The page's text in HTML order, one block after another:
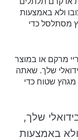
ולא באמצעות
מסתלסל כדי
מרקם או במוצר
שלך. שאתה
מגהץ שטוח כדי
שלך,
באמצעות